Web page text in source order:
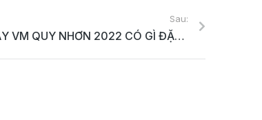
Sau:
GIẢI CHẠY VM QUY NHƠN 2022 CÓ GÌ ĐẶC BIỆT?